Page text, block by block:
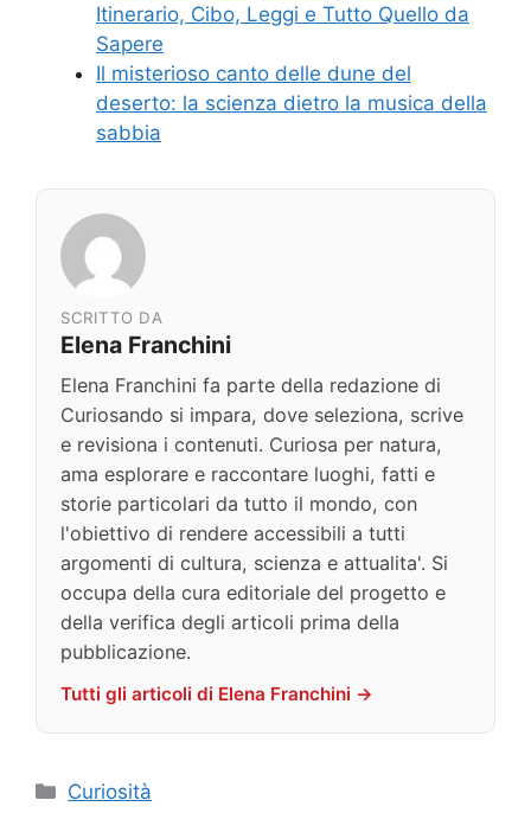
Itinerario, Cibo, Leggi e Tutto Quello da
Sapere
Il misterioso canto delle dune del
deserto: la scienza dietro la musica della
sabbia
SCRITTO DA
Elena Franchini
Elena Franchini fa parte della redazione di
Curiosando si impara, dove seleziona, scrive
e revisiona i contenuti. Curiosa per natura,
ama esplorare e raccontare luoghi, fatti e
storie particolari da tutto il mondo, con
l'obiettivo di rendere accessibili a tutti
argomenti di cultura, scienza e attualita'. Si
occupa della cura editoriale del progetto e
della verifica degli articoli prima della
pubblicazione.
Tutti gli articoli di Elena Franchini →
Categorie
Curiosità